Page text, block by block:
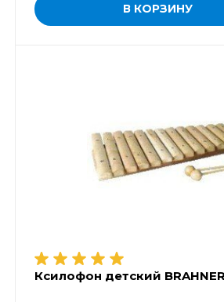
В КОРЗИНУ
Ксилофон детский